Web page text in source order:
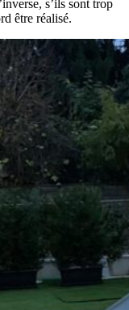
s’ils sont trop
être réalisé.